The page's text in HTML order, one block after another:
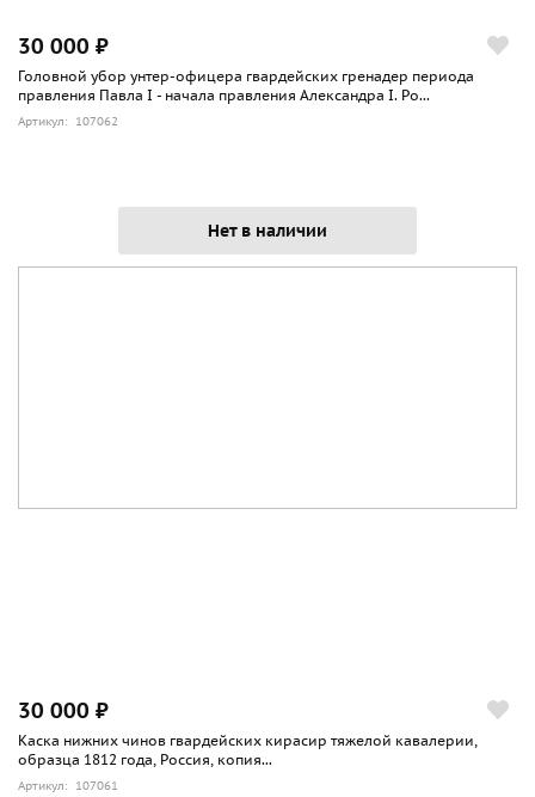
30 000 ₽
Головной убор унтер-офицера гвардейских гренадер периода
правления Павла I - начала правления Александра I. Ро...
Артикул: 107062
Нет в наличии
30 000 ₽
Каска нижних чинов гвардейских кирасир тяжелой кавалерии,
образца 1812 года, Россия, копия...
Артикул: 107061